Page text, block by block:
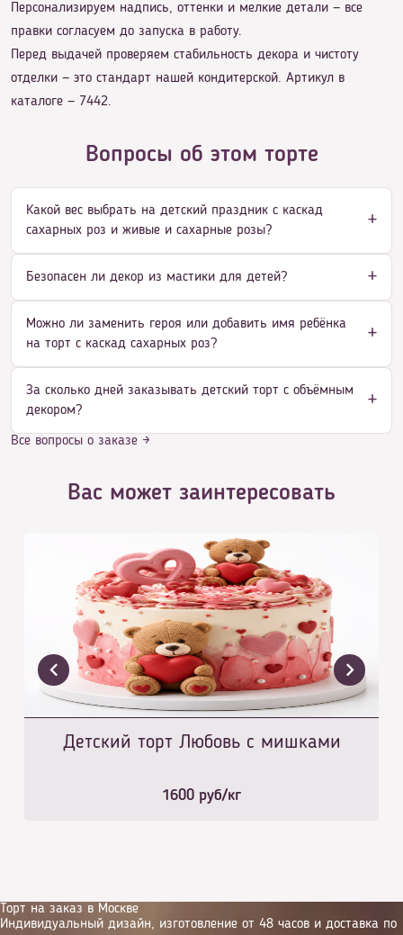
Персонализируем надпись, оттенки и мелкие детали — все
правки согласуем до запуска в работу.
Перед выдачей проверяем стабильность декора и чистоту
отделки — это стандарт нашей кондитерской. Артикул в
каталоге — 7442.
Вопросы об этом торте
Какой вес выбрать на детский праздник с каскад
сахарных роз и живые и сахарные розы?
Безопасен ли декор из мастики для детей?
Можно ли заменить героя или добавить имя ребёнка
на торт с каскад сахарных роз?
За сколько дней заказывать детский торт с объёмным
декором?
Все вопросы о заказе →
Вас может заинтересовать
Детский торт Любовь с мишками
1600 руб/кг
Торт на заказ в Москве
Индивидуальный дизайн, изготовление от 48 часов и доставка по